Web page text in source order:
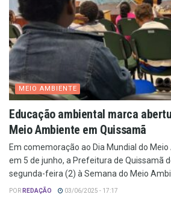
MEIO AMBIENTE
Educação ambiental marca
Meio Ambiente em Quissamã
Em comemoração ao Dia Mundial do
em 5 de junho, a Prefeitura de Quissamã
segunda-feira (2) à Semana do Meio
POR REDAÇÃO 03/06/2025 - 17:17